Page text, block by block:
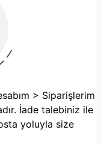
> Siparişlerim
İade talebiniz ile
yoluyla size